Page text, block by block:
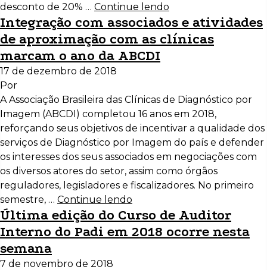
desconto de 20% … Continue lendo
Integração com associados e atividades
de aproximação com as clínicas
marcam o ano da ABCDI
17 de dezembro de 2018
Por
A Associação Brasileira das Clínicas de Diagnóstico por
Imagem (ABCDI) completou 16 anos em 2018,
reforçando seus objetivos de incentivar a qualidade dos
serviços de Diagnóstico por Imagem do país e defender
os interesses dos seus associados em negociações com
os diversos atores do setor, assim como órgãos
reguladores, legisladores e fiscalizadores. No primeiro
semestre, … Continue lendo
Última edição do Curso de Auditor
Interno do Padi em 2018 ocorre nesta
semana
7 de novembro de 2018